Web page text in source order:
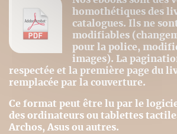
homothétiques des
catalogues. Ils ne
modifiables
pour la police,
images). La
respectée et la première page du
remplacée par la couverture.
Ce format peut être lu par le
des ordinateurs ou tablettes
Archos, Asus ou autres.